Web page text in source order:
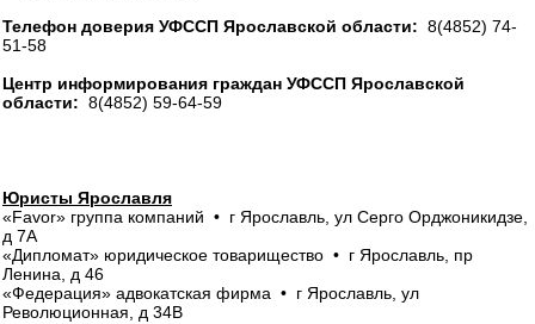
Телефон доверия УФССП Ярославской области: 8(4852) 74-
51-58
Центр информирования граждан УФССП Ярославской
области: 8(4852) 59-64-59
Юристы Ярославля
«Favor» группа компаний • г Ярославль, ул Серго Орджоникидзе,
д 7А
«Дипломат» юридическое товарищество • г Ярославль, пр
Ленина, д 46
«Федерация» адвокатская фирма • г Ярославль, ул
Революционная, д 34В